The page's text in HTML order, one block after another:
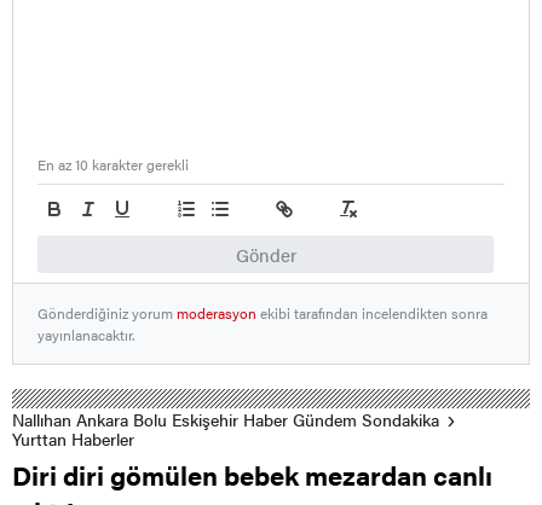
Gönder
En az 10 karakter gerekli
Gönderdiğiniz yorummoderasyon ekibi tarafından incelendikten sonra
yayınlanacaktır.
Nallıhan Ankara Bolu Eskişehir Haber Gündem Sondakika
Yurttan Haberler
Diri diri gömülen bebek mezardan canlı